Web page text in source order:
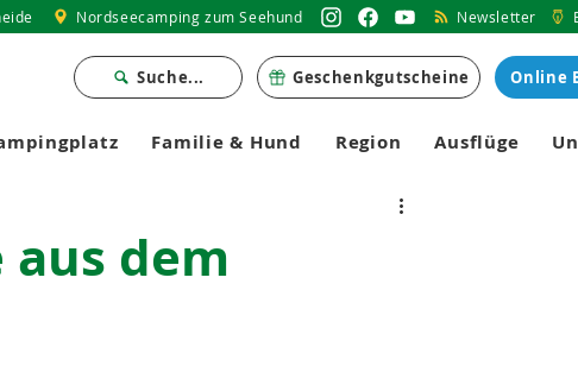
Suche... Geschenkgutscheine Online
Familie & Hund Region Ausflüge
Nordseecamping zum Seehund Newsletter
dem